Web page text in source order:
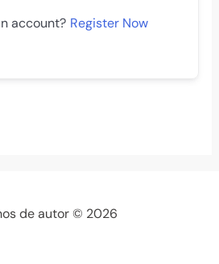
account? Register Now
de autor © 2026